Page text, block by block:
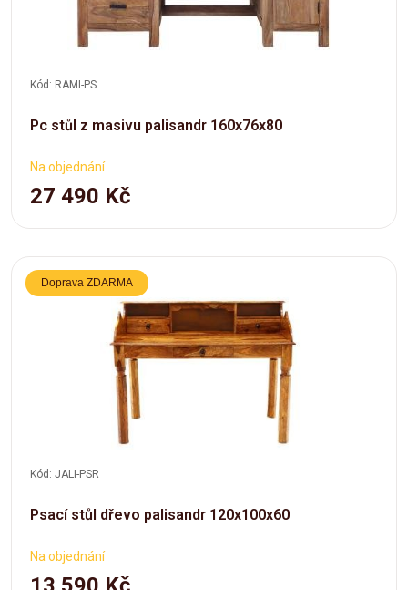
Kód: RAMI-PS
Pc stůl z masivu palisandr 160x76x80
Na objednání
27 490 Kč
Doprava ZDARMA
Kód: JALI-PSR
Psací stůl dřevo palisandr 120x100x60
Na objednání